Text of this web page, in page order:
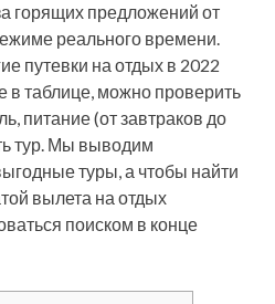
горящих предложений от
реального времени.
путевки на отдых в 2022
в таблице, можно проверить
питание (от завтраков до
тур. Мы выводим
туры, а чтобы найти
вылета на отдых
поиском в конце